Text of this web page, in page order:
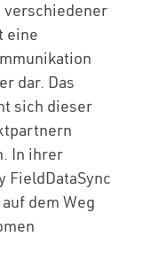
verschiedener
eine
dar. Das
sich dieser
In ihrer
FieldDataSync
dem Weg